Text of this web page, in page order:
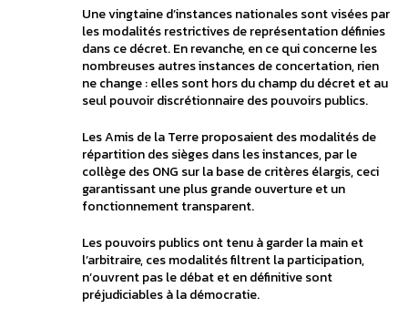
Une vingtaine d’instances nationales sont visées par
les modalités restrictives de représentation définies
dans ce décret. En revanche, en ce qui concerne les
nombreuses autres instances de concertation, rien
ne change : elles sont hors du champ du décret et au
seul pouvoir discrétionnaire des pouvoirs publics.
Les Amis de la Terre proposaient des modalités de
répartition des sièges dans les instances, par le
collège des ONG sur la base de critères élargis, ceci
garantissant une plus grande ouverture et un
fonctionnement transparent.
Les pouvoirs publics ont tenu à garder la main et
l’arbitraire, ces modalités filtrent la participation,
n’ouvrent pas le débat et en définitive sont
préjudiciables à la démocratie.